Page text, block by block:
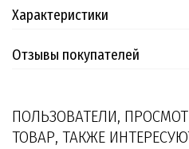
Характеристики
Отзывы покупателей
ПОЛЬЗОВАТЕЛИ,
ТОВАР, ТАКЖЕ